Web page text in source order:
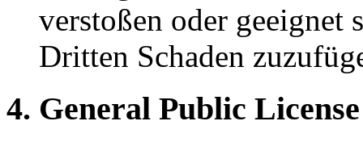
verstoßen oder geeignet
Dritten Schaden
4. General Public License